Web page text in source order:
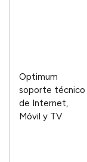
Optimum
soporte técnico
de Internet,
Móvil y TV